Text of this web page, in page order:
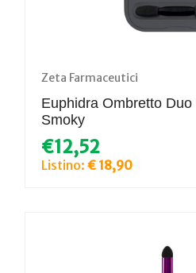
Zeta Farmaceutici
Euphidra Ombretto
Smoky
€12,52
Listino: € 18,90